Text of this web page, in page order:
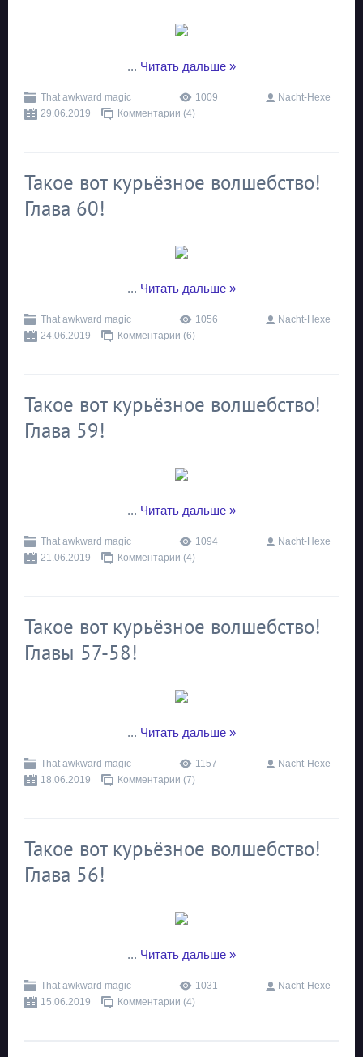
... Читать дальше »
That awkward magic 1009
Nacht-Hexe
29.06.2019
Комментарии (4)
Такое вот курьёзное волшебство!
Глава 60!
... Читать дальше »
That awkward magic 1056
Nacht-Hexe
24.06.2019
Комментарии (6)
Такое вот курьёзное волшебство!
Глава 59!
... Читать дальше »
That awkward magic 1094
Nacht-Hexe
21.06.2019
Комментарии (4)
Такое вот курьёзное волшебство!
Главы 57-58!
... Читать дальше »
That awkward magic 1157
Nacht-Hexe
18.06.2019
Комментарии (7)
Такое вот курьёзное волшебство!
Глава 56!
... Читать дальше »
That awkward magic 1031
Nacht-Hexe
15.06.2019
Комментарии (4)